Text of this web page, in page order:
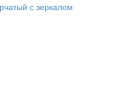
с зеркалом